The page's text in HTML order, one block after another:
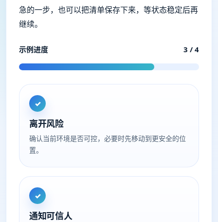
急的一步，也可以把清单保存下来，等状态稳定后再
继续。
示例进度 3 / 4
✓
离开风险
确认当前环境是否可控，必要时先移动到更安全的位
置。
✓
通知可信人